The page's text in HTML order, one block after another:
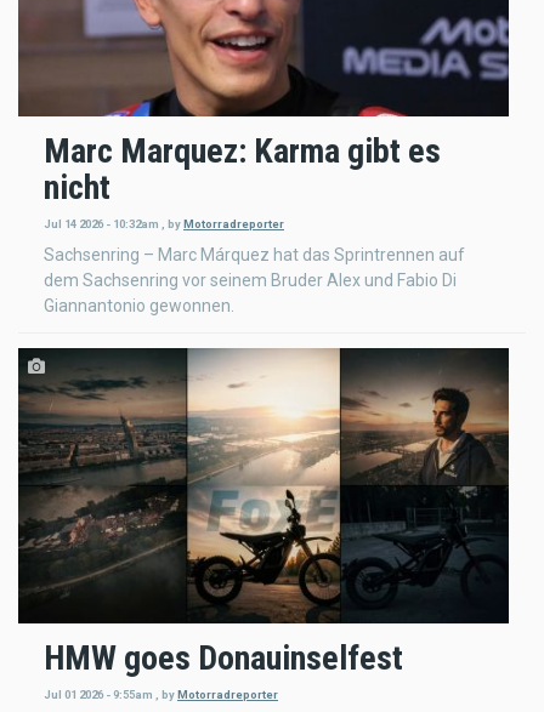
Marc Marquez: Karma gibt es
nicht
Jul 14 2026 - 10:32am byMotorradreporter
Sachsenring – Marc Márquez hat das Sprintrennen auf
dem Sachsenring vor seinem Bruder Alex und Fabio Di
Giannantonio gewonnen.
HMW goes Donauinselfest
Jul 01 2026 - 9:55am byMotorradreporter